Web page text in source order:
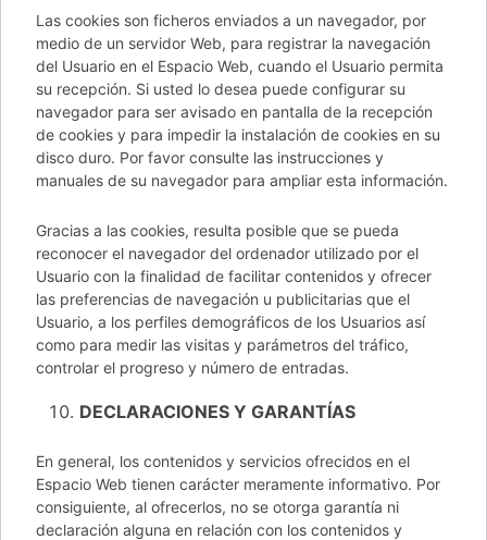
Las cookies son ficheros enviados a un navegador, por
medio de un servidor Web, para registrar la navegación
del Usuario en el Espacio Web, cuando el Usuario permita
su recepción. Si usted lo desea puede configurar su
navegador para ser avisado en pantalla de la recepción
de cookies y para impedir la instalación de cookies en su
disco duro. Por favor consulte las instrucciones y
manuales de su navegador para ampliar esta información.
Gracias a las cookies, resulta posible que se pueda
reconocer el navegador del ordenador utilizado por el
Usuario con la finalidad de facilitar contenidos y ofrecer
las preferencias de navegación u publicitarias que el
Usuario, a los perfiles demográficos de los Usuarios así
como para medir las visitas y parámetros del tráfico,
controlar el progreso y número de entradas.
DECLARACIONES Y GARANTÍAS
En general, los contenidos y servicios ofrecidos en el
Espacio Web tienen carácter meramente informativo. Por
consiguiente, al ofrecerlos, no se otorga garantía ni
declaración alguna en relación con los contenidos y